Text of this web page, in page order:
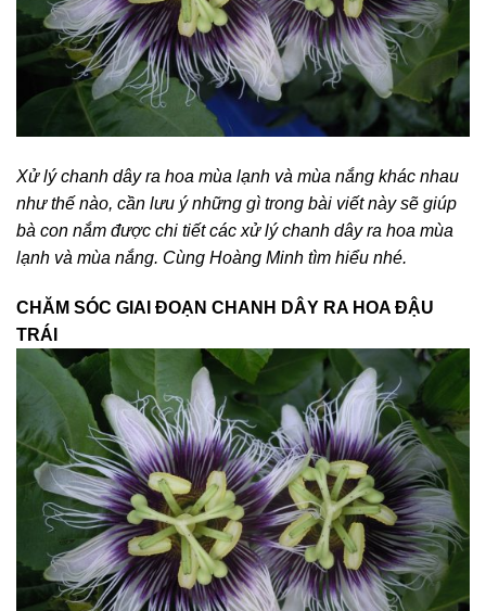
Xử lý chanh dây ra hoa mùa lạnh và mùa nắng khác nhau
như thế nào, cần lưu ý những gì trong bài viết này sẽ giúp
bà con nắm được chi tiết các xử lý chanh dây ra hoa mùa
lạnh và mùa nắng. Cùng Hoàng Minh tìm hiểu nhé.
CHĂM SÓC GIAI ĐOẠN CHANH DÂY RA HOA ĐẬU
TRÁI